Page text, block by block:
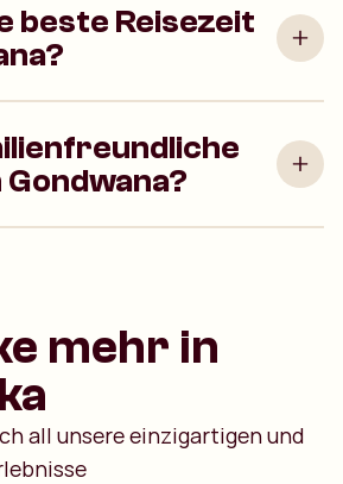
beste Reisezeit
mehr in
all unsere einzigartigen und